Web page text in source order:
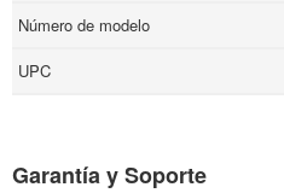
decoloración y al agua para un
WF-8590, WF-8590 D3TWFC.
Número de modelo
UPC
Garantía y Soporte